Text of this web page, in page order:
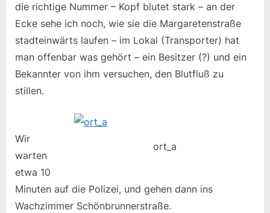
die richtige Nummer – Kopf blutet stark – an der
Ecke sehe ich noch, wie sie die Margaretenstraße
stadteinwärts laufen – im Lokal (Transporter) hat
man offenbar was gehört – ein Besitzer (?) und ein
Bekannter von ihm versuchen, den Blutfluß zu
stillen.
ort_a
Wir
warten
etwa 10
Minuten auf die Polizei, und gehen dann ins
Wachzimmer Schönbrunnerstraße.